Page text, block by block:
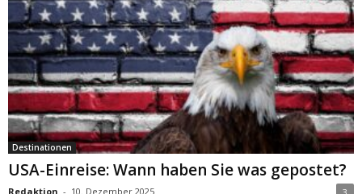
Destinationen
USA-Einreise: Wann haben Sie was gepostet?
Redaktion - 10. Dezember 2025